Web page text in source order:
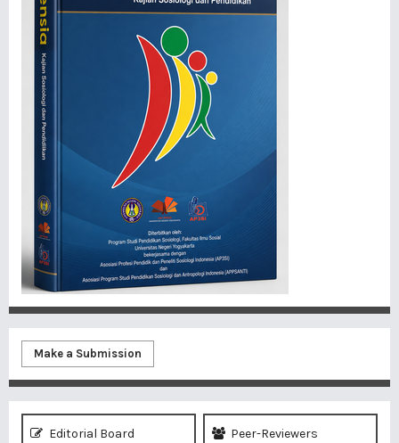
Make a Submission
Editorial Board Peer-Reviewers